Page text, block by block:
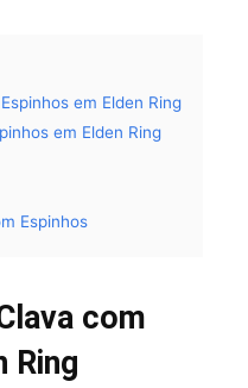
em Elden Ring
em Elden Ring
Espinhos
com
Ring